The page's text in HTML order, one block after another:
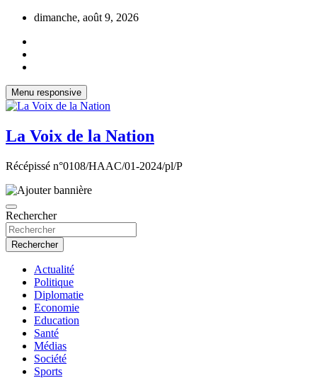
Aller
contenu
dimanche, août 9, 2026
Menu responsive
La Voix de la Nation
Récépissé n°0108/HAAC/01-2024/pl/P
Rechercher
Rechercher
Actualité
Politique
Diplomatie
Economie
Education
Santé
Médias
Société
Sports